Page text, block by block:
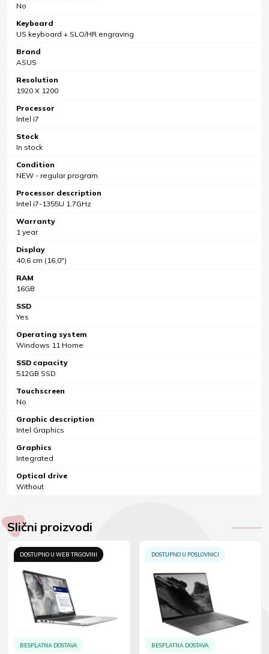
No
Keyboard
US keyboard + SLO/HR engraving
Brand
ASUS
Resolution
1920 X 1200
Processor
Intel i7
Stock
In stock
Condition
NEW - regular program
Processor description
Intel i7-1355U 1.7GHz
Warranty
1 year
Display
40,6 cm (16,0")
RAM
16GB
SSD
Yes
Operating system
Windows 11 Home
SSD capacity
512GB SSD
Touchscreen
No
Graphic description
Intel Graphics
Graphics
Integrated
Optical drive
Without
Slični proizvodi
DOSTUPNO U WEB TRGOVINI
BESPLATNA DOSTAVA
DOSTUPNO U POSLOVNICI
BESPLATNA DOSTAVA